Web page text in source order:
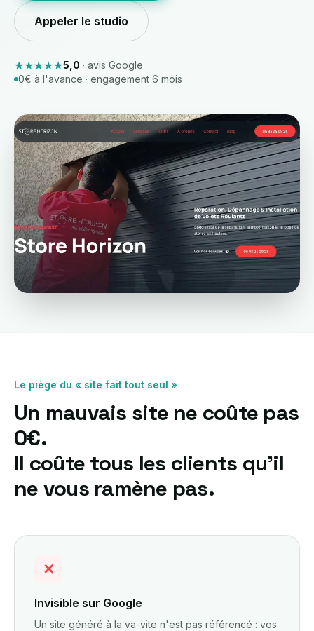
Appeler le studio
★★★★★5,0 · avis Google
0€ à l'avance · engagement 6 mois
Le piège du « site fait tout seul »
Un mauvais site ne coûte pas
0€.
Il coûte tous les clients qu'il
ne vous ramène pas.
✕
Invisible sur Google
Un site généré à la va-vite n'est pas référencé : vos